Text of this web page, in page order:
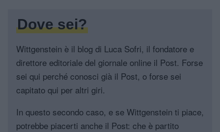
Dove sei?
Wittgenstein è il blog di Luca Sofri, il fondatore e
direttore editoriale del giornale online il Post. Forse
sei qui perché conosci già il Post, o forse sei
capitato qui per altri giri.
In questo secondo caso, e se Wittgenstein ti piace,
potrebbe piacerti anche il Post: che è partito